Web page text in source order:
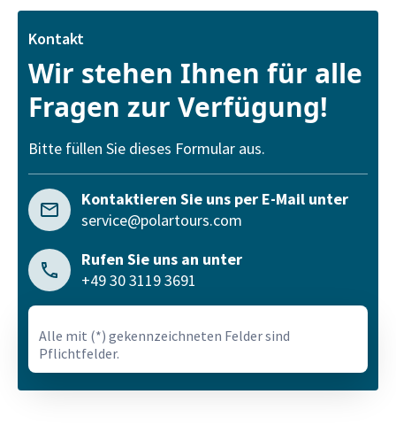
Kontakt
Wir stehen Ihnen für alle
Fragen zur Verfügung!
Bitte füllen Sie dieses Formular aus.
Kontaktieren Sie uns per E-Mail unter
service@polartours.com
Rufen Sie uns an unter
+49 30 3119 3691
Alle mit (*) gekennzeichneten Felder sind
Pflichtfelder.